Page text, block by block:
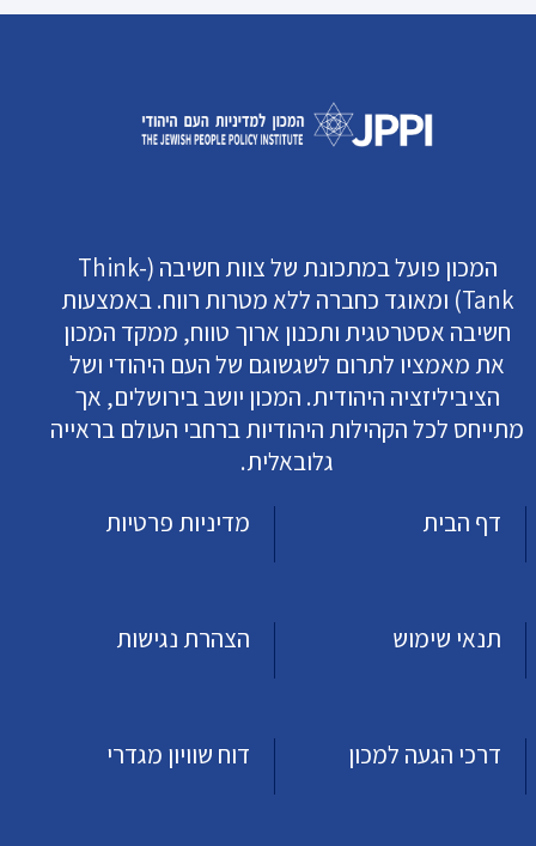
המכון פועל במתכונת של צוות חשיבה (Think-
Tank) ומאוגד כחברה ללא מטרות רווח. באמצעות
חשיבה אסטרטגית ותכנון ארוך טווח, ממקד המכון
את מאמציו לתרום לשגשוגם של העם היהודי ושל
הציביליזציה היהודית. המכון יושב בירושלים, אך
מתייחס לכל הקהילות היהודיות ברחבי העולם בראייה
גלובאלית.
דף הבית
מדיניות פרטיות
תנאי שימוש הצהרת נגישות
דרכי הגעה למכון דוח שוויון מגדרי